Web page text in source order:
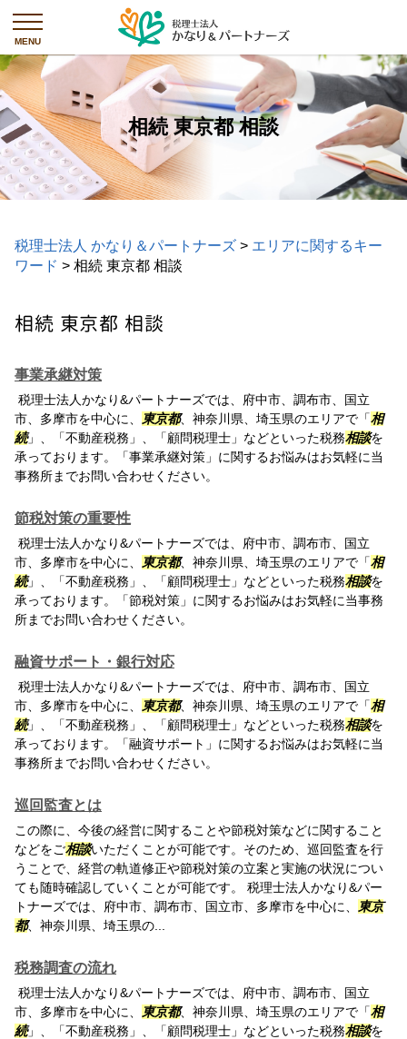
相続 東京都 相談
税理士法人 かなり＆パートナーズ > エリアに関するキー
ワード > 相続 東京都 相談
相続 東京都 相談
事業承継対策
税理士法人かなり&パートナーズでは、府中市、調布市、国立
市、多摩市を中心に、
東京都、神奈川県、埼玉県のエリアで「相
続」、「不動産税務」、「顧問税理士」などといった税務相談を
承っております。「事業承継対策」に関するお悩みはお気軽に当
事務所までお問い合わせください。
節税対策の重要性
税理士法人かなり&パートナーズでは、府中市、調布市、国立
市、多摩市を中心に、
東京都、神奈川県、埼玉県のエリアで「相
続」、「不動産税務」、「顧問税理士」などといった税務相談を
承っております。「節税対策」に関するお悩みはお気軽に当事務
所までお問い合わせください。
融資サポート・銀行対応
税理士法人かなり&パートナーズでは、府中市、調布市、国立
市、多摩市を中心に、
東京都、神奈川県、埼玉県のエリアで「相
続」、「不動産税務」、「顧問税理士」などといった税務相談を
承っております。「融資サポート」に関するお悩みはお気軽に当
事務所までお問い合わせください。
巡回監査とは
この際に、今後の経営に関することや節税対策などに関すること
などをご相談いただくことが可能です。そのため、巡回監査を行
うことで、経営の軌道修正や節税対策の立案と実施の状況につい
ても随時確認していくことが可能です。 税理士法人かなり&パー
トナーズでは、府中市、調布市、国立市、多摩市を中心に、
東京
都、神奈川県、埼玉県の...
税務調査の流れ
税理士法人かなり&パートナーズでは、府中市、調布市、国立
市、多摩市を中心に、
東京都、神奈川県、埼玉県のエリアで「相
続」、「不動産税務」、「顧問税理士」などといった税務相談を